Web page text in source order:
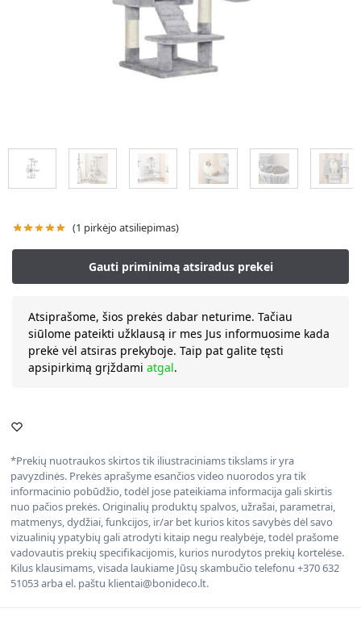
(1 pirkėjo atsiliepimas)
Atsiprašome, šios prekės dabar neturime. Tačiau
siūlome pateikti užklausą ir mes Jus informuosime kada
prekė vėl atsiras prekyboje. Taip pat galite tęsti
apsipirkimą grįždami atgal.
*Prekių nuotraukos skirtos tik iliustraciniams tikslams ir yra
pavyzdinės. Prekės aprašyme esančios video nuorodos yra tik
informacinio pobūdžio, todėl jose pateikiama informacija gali skirtis
nuo pačios prekės. Originalių produktų spalvos, užrašai, parametrai,
matmenys, dydžiai, funkcijos, ir/ar bet kurios kitos savybės dėl savo
vizualinių ypatybių gali atrodyti kitaip negu realybėje, todėl prašome
vadovautis prekių specifikacijomis, kurios nurodytos prekių kortelėse.
Kilus klausimams, visada laukiame Jūsų skambučio telefonu +370 632
51053 arba el. paštu klientai@bonideco.lt.